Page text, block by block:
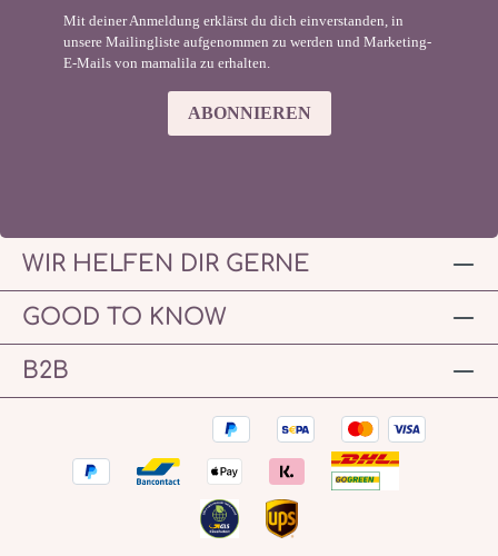
Mit deiner Anmeldung erklärst du dich einverstanden, in
unsere Mailingliste aufgenommen zu werden und Marketing-
E-Mails von mamalila zu erhalten.
ABONNIEREN
WIR HELFEN DIR GERNE
GOOD TO KNOW
B2B